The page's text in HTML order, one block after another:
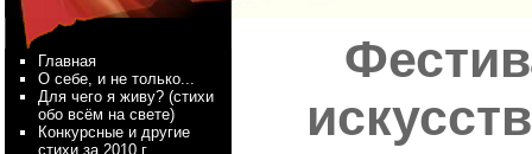
Главная
О себе, и не только...
Для чего я живу? (стихи
обо всём на свете)
Конкурсные и другие
стихи за 2010 г.